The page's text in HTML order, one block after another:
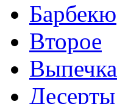
Барбекю
Второе
Выпечка
Десерты